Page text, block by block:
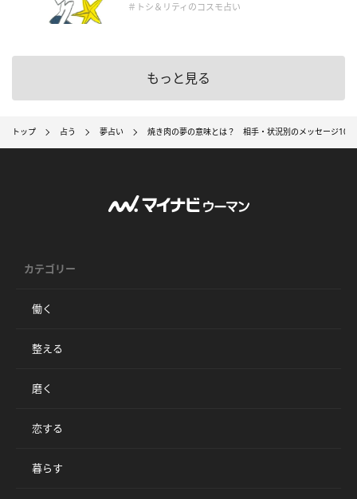
＃トシ＆リティのコスモ占い
もっと見る
トップ 占う 夢占い 焼き肉の夢の意味とは？ 相手・状況別のメッセージ10
カテゴリー
働く
整える
磨く
恋する
暮らす